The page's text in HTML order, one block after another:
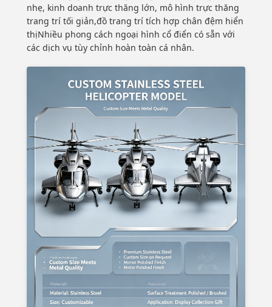
nhẹ, kinh doanh trực thăng lớn, mô hình trực thăng
trang trí tối giản,đồ trang trí tích hợp chân đệm hiển
thịNhiều phong cách ngoại hình cổ điển có sẵn với
các dịch vụ tùy chỉnh hoàn toàn cá nhân.